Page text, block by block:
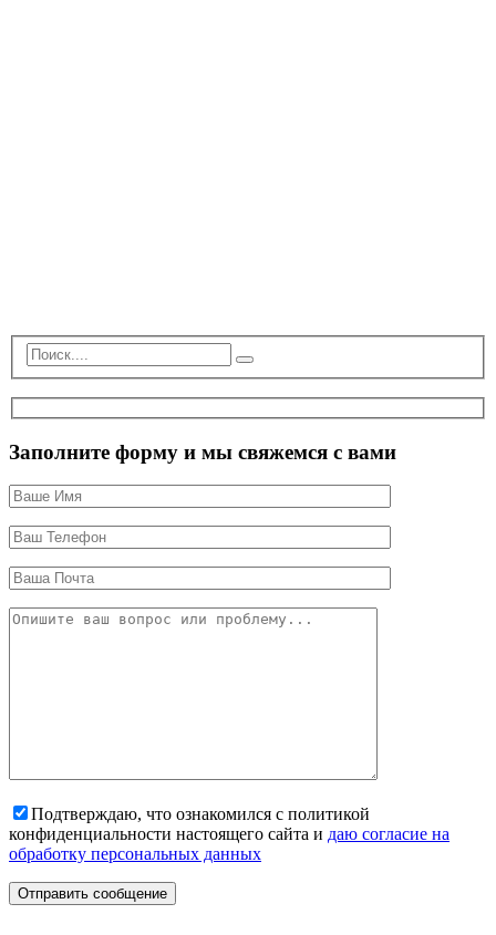
Заполните форму и мы свяжемся с вами
Подтверждаю, что ознакомился с политикой
конфиденциальности настоящего сайта и даю согласие на
обработку персональных данных